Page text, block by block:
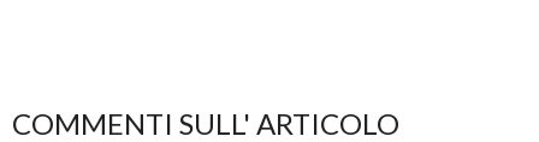
COMMENTI SULL' ARTICOLO